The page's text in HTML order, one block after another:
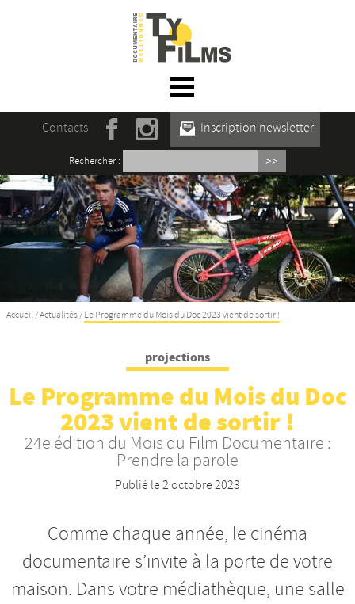
☰ Menu
Accueil
Actualités
L’association
Rencontres du film documentaire de
Mellionnec
Projections
Se former
Nos productions et +
Contacts Inscription newsletter
Rechercher :
Accueil /Actualités / Le Programme du Mois du Doc 2023 vient de sortir !
projections
Le Programme du Mois du Doc
2023 vient de sortir !
24e édition du Mois du Film Documentaire :
Prendre la parole
Publié le2 octobre 2023
Comme chaque année, le cinéma
documentaire s’invite à la porte de votre
maison. Dans votre médiathèque, une salle